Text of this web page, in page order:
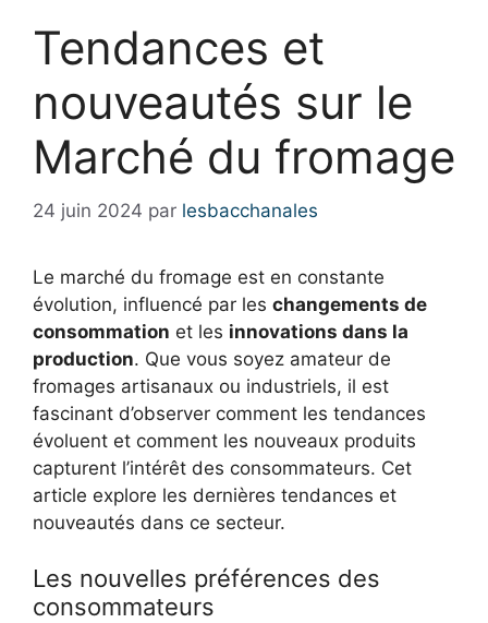
Tendances et
nouveautés sur le
Marché du fromage
24 juin 2024 par lesbacchanales
Le marché du fromage est en constante
évolution, influencé par les changements de
consommation et les innovations dans la
production. Que vous soyez amateur de
fromages artisanaux ou industriels, il est
fascinant d’observer comment les tendances
évoluent et comment les nouveaux produits
capturent l’intérêt des consommateurs. Cet
article explore les dernières tendances et
nouveautés dans ce secteur.
Les nouvelles préférences des
consommateurs